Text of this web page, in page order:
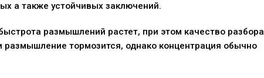
а также устойчивых заключений.
размышлений растет, при этом качество разбора
размышление тормозится, однако концентрация обычно